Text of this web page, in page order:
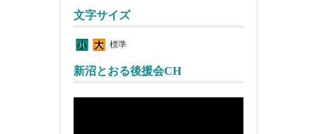
文字サイズ
標準
新沼とおる後援会CH